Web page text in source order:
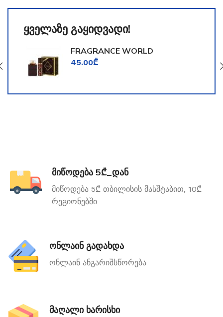
ყველაზე გაყიდვადი!
FRAGRANCE WORLD
TOOMFORD
45.00₾
მიწოდება 5₾_დან
მიწოდება 5₾ თბილისის მასშტაბით, 10₾
რეგიონებში
ონლაინ გადახდა
ონლაინ ანგარიშსწორება
მაღალი ხარისხი